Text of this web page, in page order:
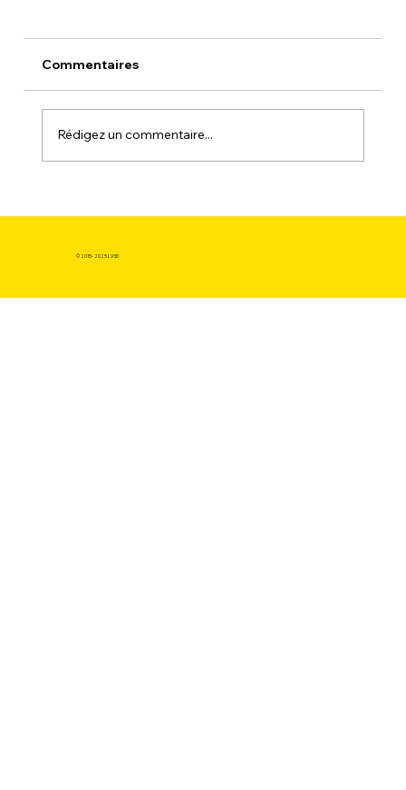
Commentaires
Rédigez un commentaire...
© 2015- 2025 LV3D